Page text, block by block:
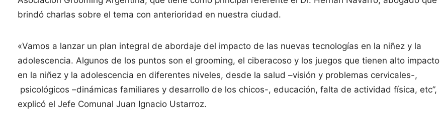
brindó charlas sobre el tema con anterioridad en nuestra ciudad.
«Vamos a lanzar un plan integral de abordaje del impacto de las nuevas tecnologías en la niñez y la
adolescencia. Algunos de los puntos son el grooming, el ciberacoso y los juegos que tienen alto impacto
en la niñez y la adolescencia en diferentes niveles, desde la salud –visión y problemas cervicales-,
psicológicos –dinámicas familiares y desarrollo de los chicos-, educación, falta de actividad física, etc”,
explicó el Jefe Comunal Juan Ignacio Ustarroz.